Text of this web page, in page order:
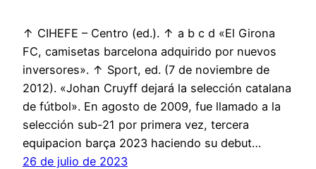
↑ CIHEFE – Centro (ed.). ↑ a b c d «El Girona
FC, camisetas barcelona adquirido por nuevos
inversores». ↑ Sport, ed. (7 de noviembre de
2012). «Johan Cruyff dejará la selección catalana
de fútbol». En agosto de 2009, fue llamado a la
selección sub-21 por primera vez, tercera
equipacion barça 2023 haciendo su debut…
26 de julio de 2023